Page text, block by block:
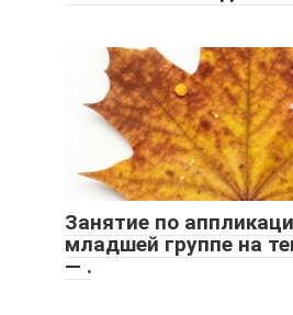
Занятие по
младшей группе на
— .